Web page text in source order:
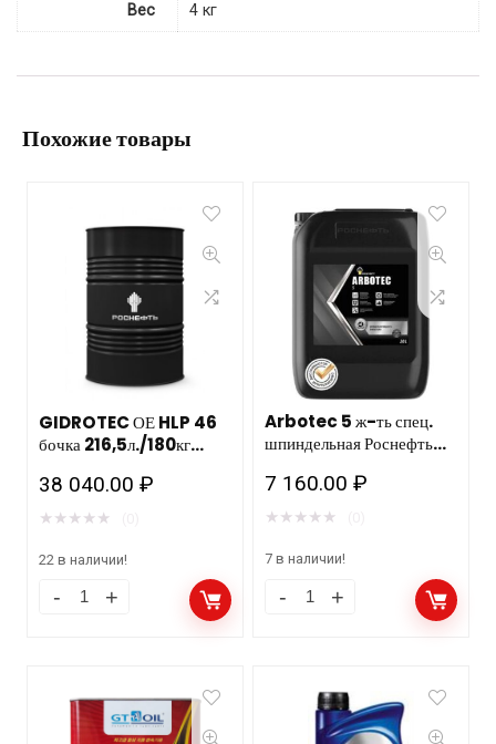
Вес 4 кг
Похожие товары
GIDROTEC ОЕ HLP 46
бочка 216,5л./180кг
38 040.00₽
★ ★ ★ ★ ★
22 в наличии!
Arbotec 5 ж-ть спец.
шпиндельная Роснефть
7 160.00₽
★ ★ ★ ★ ★
7 в наличии!